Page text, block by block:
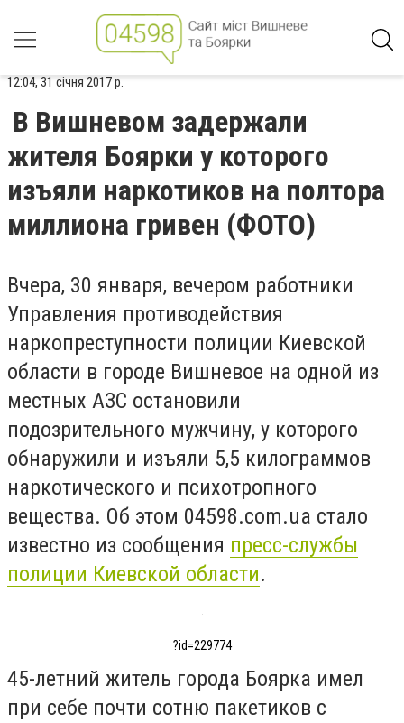
12:04, 31 січня 2017 р.
В Вишневом задержали
жителя Боярки у которого
изъяли наркотиков на полтора
миллиона гривен (ФОТО)
Вчера, 30 января, вечером работники
Управления противодействия
наркопреступности полиции Киевской
области в городе Вишневое на одной из
местных АЗС остановили
подозрительного мужчину, у которого
обнаружили и изъяли 5,5 килограммов
наркотического и психотропного
вещества. Об этом 04598.com.ua стало
известно из сообщения пресс-службы
полиции Киевской области.
?id=229774
45-летний житель города Боярка имел
при себе почти сотню пакетиков с